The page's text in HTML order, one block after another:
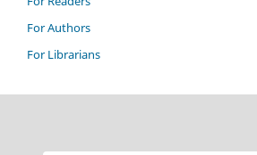
For Authors
For Librarians